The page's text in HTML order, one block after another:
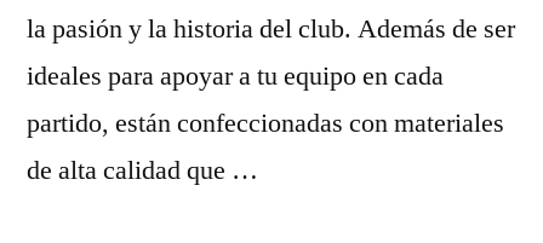
la pasión y la historia del club. Además de ser
ideales para apoyar a tu equipo en cada
partido, están confeccionadas con materiales
de alta calidad que …